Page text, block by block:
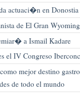
actuaci�n en Donostia
de El Gran Wyoming
a Ismail Kadare
el IV Congreso
mejor destino
de todo el mundo